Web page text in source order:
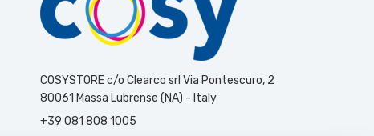
COSYSTORE c/o Clearco srl Via Pontescuro, 2
80061 Massa Lubrense (NA) - Italy
+39 081 808 1005